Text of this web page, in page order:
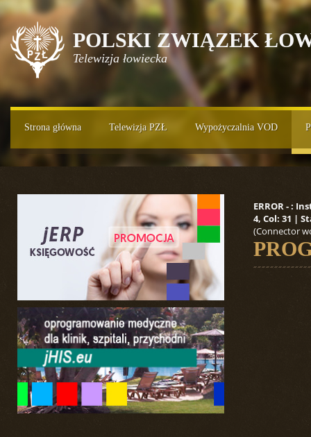
POLSKI ZWIĄZEK
Telewizja łowiecka
Strona główna Telewizja PZŁ Wypożyczalnia VOD
ERROR - :
4, Col: 31 |
(Connector